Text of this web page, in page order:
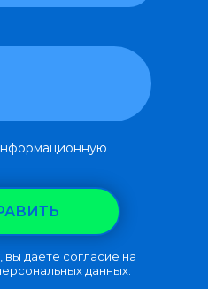
даете согласие на
данных.